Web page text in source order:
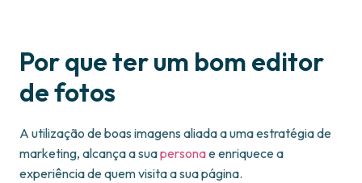
Por que ter um bom editor
de fotos
A utilização de boas imagens aliada a uma estratégia de
marketing, alcança a suapersonae enriquece a
experiência de quem visita a sua página.